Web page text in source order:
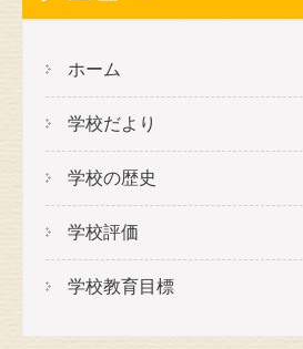
ゲ
ー
シ
ョ
ン
ホーム
学校だより
学校の歴史
学校評価
学校教育目標